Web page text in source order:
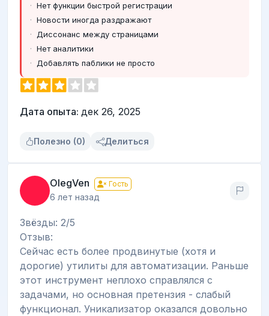
Нет функции быстрой регистрации
Новости иногда раздражают
Диссонанс между страницами
Нет аналитики
Добавлять паблики не просто
Дата опыта: дек 26, 2025
Полезно (0) Делиться
OlegVen Гость
6 лет назад
Звёзды: 2/5
Отзыв:
Сейчас есть более продвинутые (хотя и
дорогие) утилиты для автоматизации. Раньше
этот инструмент неплохо справлялся с
задачами, но основная претензия - слабый
функционал. Уникализатор оказался довольно